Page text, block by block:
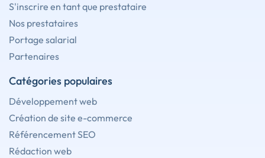
S'inscrire en tant que prestataire
Nos prestataires
Portage salarial
Partenaires
Catégories populaires
Développement web
Création de site e-commerce
Référencement SEO
Rédaction web